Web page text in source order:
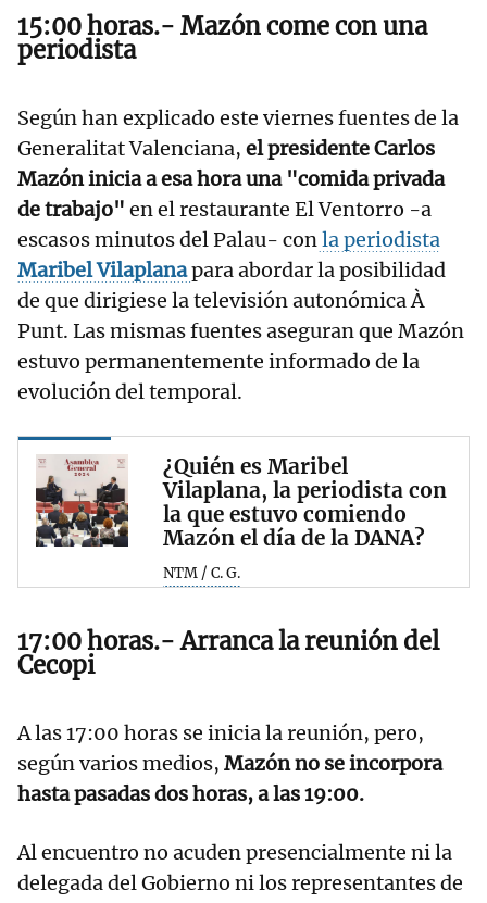
15:00 horas.- Mazón come con una
periodista
Según han explicado este viernes fuentes de la
Generalitat Valenciana, el presidente Carlos
Mazón inicia a esa hora una "comida privada
de trabajo" en el restaurante El Ventorro -a
escasos minutos del Palau- conla periodista
Maribel Vilaplanapara abordar la posibilidad
de que dirigiese la televisión autonómica À
Punt. Las mismas fuentes aseguran que Mazón
estuvo permanentemente informado de la
evolución del temporal.
¿Quién es Maribel
Vilaplana, la periodista con
la que estuvo comiendo
Mazón el día de la DANA?
NTM / C. G.
17:00 horas.- Arranca la reunión del
Cecopi
A las 17:00 horas se inicia la reunión, pero,
según varios medios, Mazón no se incorpora
hasta pasadas dos horas, a las 19:00.
Al encuentro no acuden presencialmente ni la
delegada del Gobierno ni los representantes de